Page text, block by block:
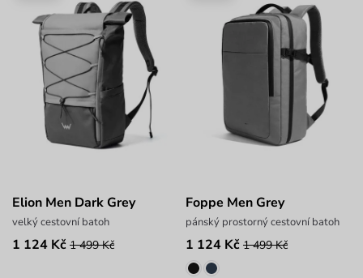
Elion Men Dark Grey
velký cestovní batoh
1 124 Kč 1 499 Kč
Foppe Men Grey
pánský prostorný cestovní batoh
1 124 Kč 1 499 Kč